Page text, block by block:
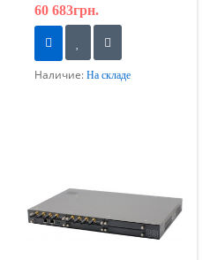
60 683грн.
Наличие: На складе